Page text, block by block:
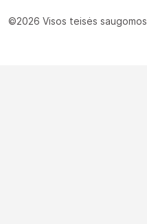
©2026 Visos teisės saugomos